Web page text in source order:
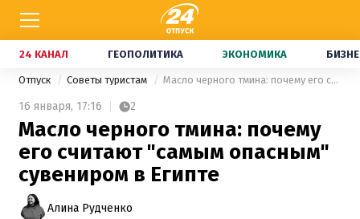
24 КАНАЛ ГЕОПОЛИТИКА ЭКОНОМИКА
Отпуск Советы туристам Масло черного тмина: почему его считают "самым опасным" сувениром в Египте
16 января, 17:16 2
Масло черного тмина: почему
его считают "самым опасным"
сувениром в Египте
Алина Рудченко